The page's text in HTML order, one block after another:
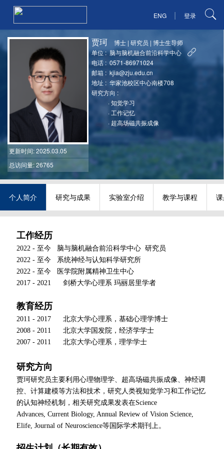
ENG | 登录
更新时间: 2025.03.05
总访问量: 26765
贾珂 博士 |研究员 |博士生导师
单位 : 脑与脑机融合前沿科学中心
电话 : 0571-86971024
邮箱 : kjia@zju.edu.cn
地址 : 华家池校区中心南楼708
研究方向 :
·知觉学习
· 工作记忆
· 超高场磁共振成像
个人简介 研究与成果 实验室介绍 教学与课程
工作经历
2022 - 至今 脑与脑机融合前沿科学中心 研究员
2022 - 至今 系统神经与认知科学研究所
2022 - 至今 医学院附属精神卫生中心
2017 - 2021 剑桥大学心理系 玛丽居里学者
教育经历
2011 - 2017 北京大学心理系，基础心理学博士
2008 - 2011 北京大学国发院，经济学学士
2007 - 2011 北京大学心理系，理学学士
研究方向
贾珂研究员主要利用心理物理学、超高场磁共振成像、神经调
控、计算建模等方法和技术，研究人类视知觉学习和工作记忆
的认知神经机制，相关研究成果发表在Science
Advances, Current Biology, Annual Review of Vision Science,
Elife, Journal of Neuroscience等国际学术期刊上。